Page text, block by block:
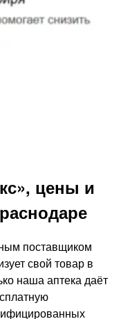
цены и
поставщиком
свой товар в
наша аптека даёт